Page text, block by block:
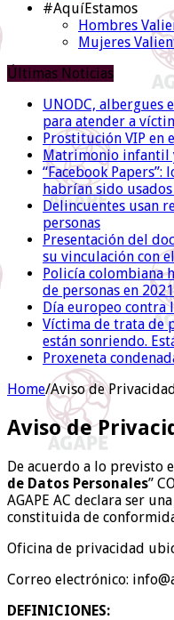
#AquíEstamos
Hombres
Mujeres
Últimas Noticias
UNODC, albergues
para atender a
Prostitución VIP en
Matrimonio infantil
“Facebook
habrían sido
Delincuentes usan
personas
Presentación del
su vinculación con
Policía colombiana
de personas en 2021
Día europeo contra
Víctima de trata de
están sonriendo.
Proxeneta
Home/Aviso de
Aviso de
De acuerdo a lo previsto
de Datos Personales”
AGAPE AC declara ser
constituida de
Oficina de privacidad
Correo electrónico:
DEFINICIONES: